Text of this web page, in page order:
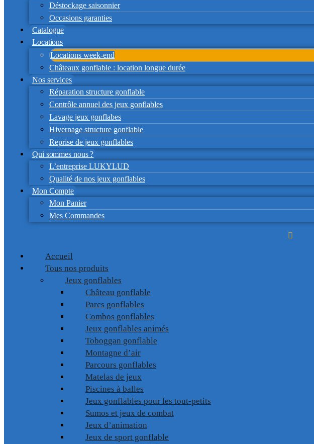
Déstockage saisonnier
Occasions garanties
Catalogue
Locations
Locations week-end
Châteaux gonflable : location longue durée
Nos services
Réparation structure gonflable
Contrôle annuel des jeux gonflables
Lavage jeux gonflabes
Hivernage structure gonflable
Reprise de jeux gonflables
Qui sommes nous ?
L’entreprise LUKYLUD
Qualité de nos jeux gonflables
Mon Compte
Mon Panier
Mes Commandes
Accueil
Tous nos produits
Jeux gonflables
Château gonflable
Parcs gonflables
Combos gonflables
Jeux gonflables animés
Toboggan gonflable
Montagne d’air
Parcours gonflables
Matelas de jeux
Piscines à balles
Jeux gonflables pour les tout-petits
Sumos et jeux de combat
Jeux d’animation
Jeux de sport gonflable